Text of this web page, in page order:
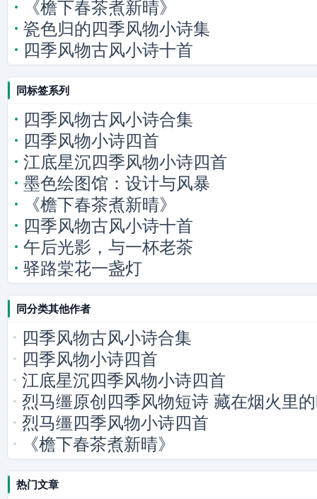
《檐下春茶煮新晴》
瓷色归的四季风物小诗集
四季风物古风小诗十首
同标签系列
四季风物古风小诗合集
四季风物小诗四首
江底星沉四季风物小诗四首
墨色绘图馆：设计与风暴
《檐下春茶煮新晴》
四季风物古风小诗十首
午后光影，与一杯老茶
驿路棠花一盏灯
同分类其他作者
四季风物古风小诗合集
四季风物小诗四首
江底星沉四季风物小诗四首
烈马缰原创四季风物短诗 藏在烟火里
烈马缰四季风物小诗四首
《檐下春茶煮新晴》
热门文章